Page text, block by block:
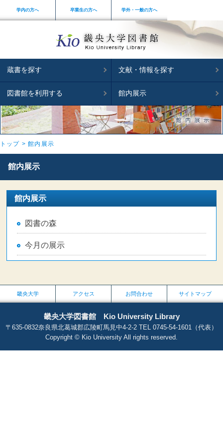
学内の方へ 卒業生の方へ 学外・一般の方へ
蔵書を探す 文献・情報を探す
図書館を利用する 館内展示
トップ 館内展示
館内展示
館内展示
図書の森
今月の展示
畿央大学 アクセス お問合わせ サイトマップ
畿央大学図書館 Kio University Library
〒635-0832奈良県北葛城郡広陵町馬見中4-2-2 TEL 0745-54-1601（代表）
Copyright © Kio University All rights reserved.